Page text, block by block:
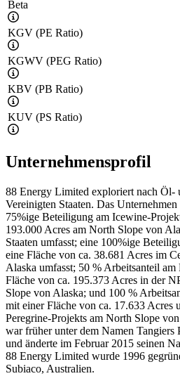
Beta
KGV (PE Ratio)
KGWV (PEG Ratio)
KBV (PB Ratio)
KUV (PS Ratio)
Unternehmensprofil
88 Energy Limited exploriert nach Öl-
Vereinigten Staaten. Das
75%ige Beteiligung am Icewine-
193.000 Acres am North Slope von
Staaten umfasst; eine 100%ige
eine Fläche von ca. 38.681 Acres im
Alaska umfasst; 50 % Arbeitsanteil
Fläche von ca. 195.373 Acres in der
Slope von Alaska; und 100 %
mit einer Fläche von ca. 17.633 Acres
Peregrine-Projekts am North Slope
war früher unter dem Namen Tangiers
und änderte im Februar 2015 seinen
88 Energy Limited wurde 1996
Subiaco, Australien.